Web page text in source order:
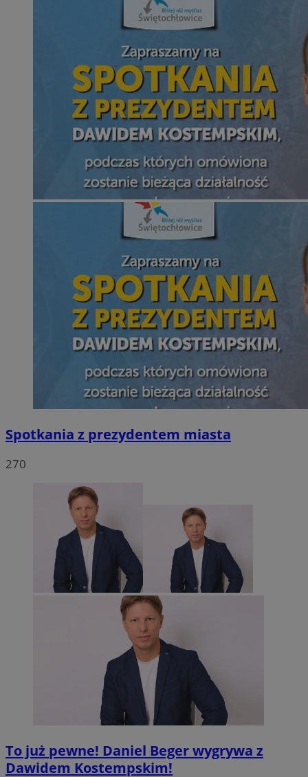
Spotkania z prezydentem miasta
270
To już pewne! Daniel Beger wygrywa z
Dawidem Kostempskim!